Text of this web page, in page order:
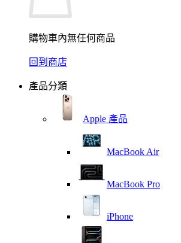
購物車內無任何商品
回到商店
產品分類
Apple 產品
MacBook Air
MacBook Pro
iPhone